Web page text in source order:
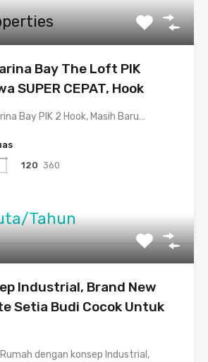
Bay The Loft PIK
SUPER CEPAT, Hook
Bay PIK 2 Hook, Masih Baru…
120 360
Tahun
Industrial, Brand New
Setia Budi Cocok Untuk
dengan konsep Industrial,